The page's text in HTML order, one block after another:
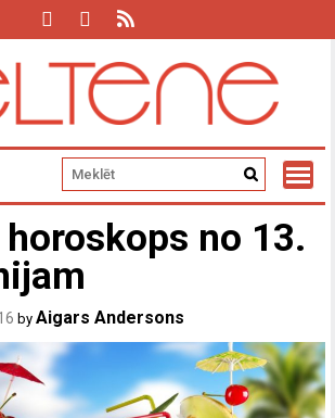
no 13.
byAigars Andersons